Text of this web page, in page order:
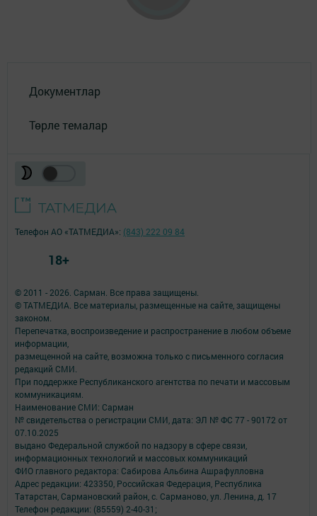
Документлар
Төрле темалар
© 2011 - 2026. Сарман. Все права защищены.
© ТАТМЕДИА. Все материалы, размещенные на сайте, защищены
законом.
Перепечатка, воспроизведение и распространение в любом объеме
информации,
размещенной на сайте, возможна только с письменного согласия
редакций СМИ.
При поддержке Республиканского агентства по печати и массовым
коммуникациям.
Наименование СМИ: Сарман
№ свидетельства о регистрации СМИ, дата: ЭЛ № ФС 77 - 90172 от
07.10.2025
выдано Федеральной службой по надзору в сфере связи,
информационных технологий и массовых коммуникаций
ФИО главного редактора: Сабирова Альбина Ашрафулловна
Адрес редакции: 423350, Российская Федерация, Республика
Татарстан, Сармановский район, с. Сарманово, ул. Ленина, д. 17
Телефон редакции: (85559) 2-40-31;
Телефон АО «ТАТМЕДИА»: (843) 222 09 84
18+